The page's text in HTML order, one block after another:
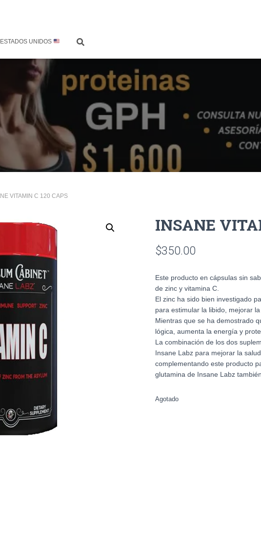
UNIDOS
VITAMIN C 120 CAPS
INSANE
$350.00
Este producto en cápsulas sin
de zinc y vitamina C.
El zinc ha sido bien investigado
para estimular la libido, mejorar
Mientras que se ha demostrado
lógica, aumenta la energía y
La combinación de los dos
Insane Labz para mejorar la
complementando este producto
glutamina de Insane Labz
Agotado